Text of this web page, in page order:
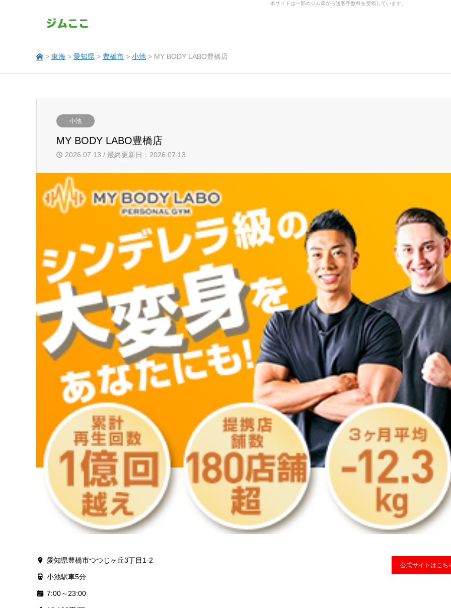
本サイトは一部のジム等から送客手数料を受領しています。
> 東海 > 愛知県 > 豊橋市 > 小池 > MY BODY LABO豊橋店
小池
MY BODY LABO豊橋店
2026.07.13 / 最終更新日：2026.07.13
愛知県豊橋市つつじヶ丘3丁目1-2
小池駅車5分
7:00～23:00
公式サイトはこち